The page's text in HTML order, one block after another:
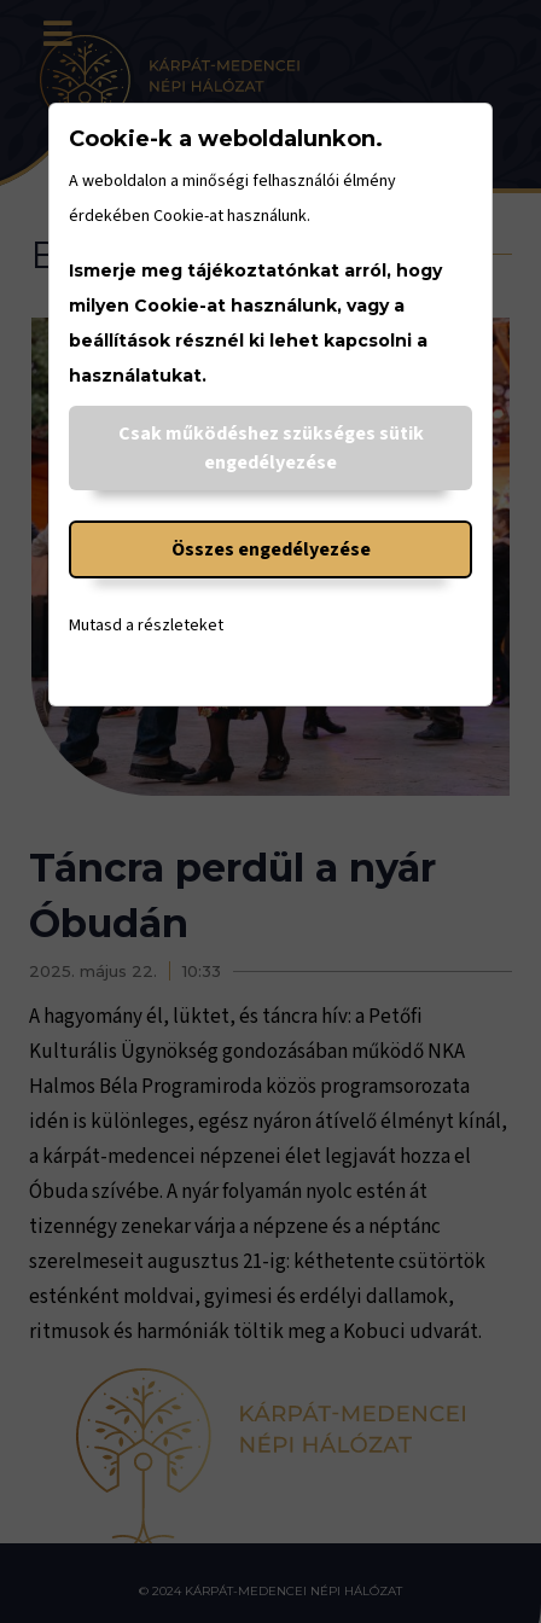
Berka Együttes
Táncra perdül a nyár
Óbudán
2025. május 22. 10:33
A hagyomány él, lüktet, és táncra hív: a Petőfi
Kulturális Ügynökség gondozásában működő NKA
Halmos Béla Programiroda közös programsorozata
idén is különleges, egész nyáron átívelő élményt kínál,
a kárpát-medencei népzenei élet legjavát hozza el
Óbuda szívébe. A nyár folyamán nyolc estén át
tizennégy zenekar várja a népzene és a néptánc
szerelmeseit augusztus 21-ig: kéthetente csütörtök
esténként moldvai, gyimesi és erdélyi dallamok,
ritmusok és harmóniák töltik meg a Kobuci udvarát.
© 2024 KÁRPÁT-MEDENCEI NÉPI HÁLÓZAT
Cookie-k a weboldalunkon.
A weboldalon a minőségi felhasználói élmény
érdekében Cookie-at használunk.
Ismerje meg tájékoztatónkat arról, hogy
milyen Cookie-at használunk, vagy a
beállítások résznél ki lehet kapcsolni a
használatukat.
Csak működéshez szükséges sütik
engedélyezése
Összes engedélyezése
Mutasd a részleteket